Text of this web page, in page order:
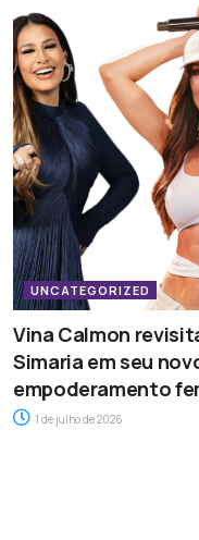
UNCATEGORIZED
Vina Calmon
Simaria em seu
empoderamento
1 de julho de 2026